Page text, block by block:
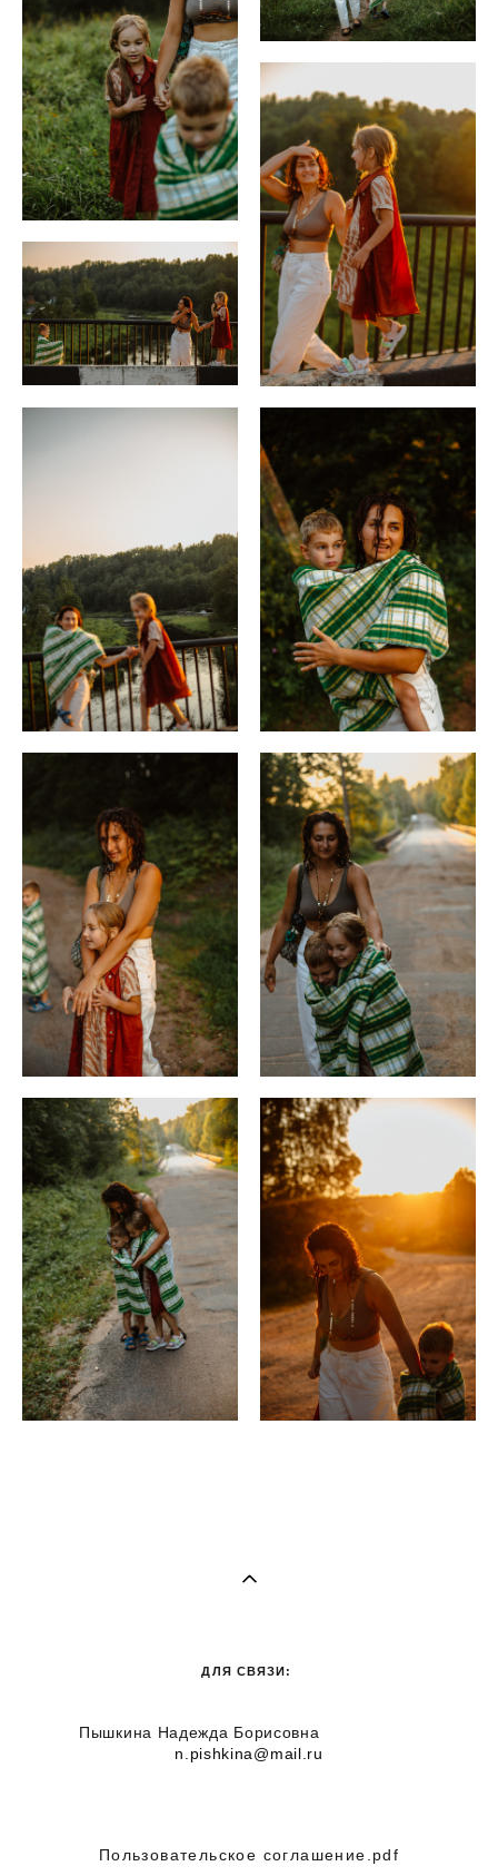
ДЛЯ СВЯЗИ:
Пышкина Надежда Борисовна
n.pishkina@mail.ru
Пользовательское соглашение.pdf